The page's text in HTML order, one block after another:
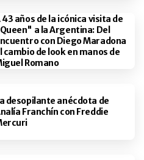
43 años de la icónica visita de
a la Argentina: Del
con Diego Maradona
cambio de look en manos de
Romano
desopilante anécdota de
Franchín con Freddie